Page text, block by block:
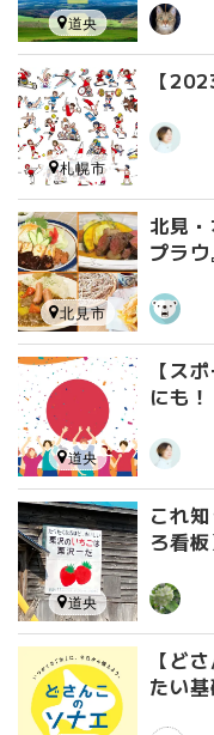
道央
【
札幌市
北見
プラ
北見市
【ス
にも
道央
これ
ろ看
道央
【ど
たい